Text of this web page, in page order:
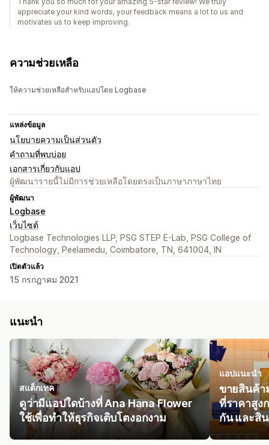
appreciate your kind words, your feedback means a lot to us and
motivates us to keep improving.
ความช่วยเหลือ
ให้ความช่วยเหลือสำหรับแอปโดย Logbase
แหล่งข้อมูล
นโยบายความเป็นส่วนตัว
คำถามที่พบบ่อย
เอกสารเกี่ยวกับแอป
ผู้พัฒนารายนี้ไม่มีการช่วยเหลือโดยตรงเป็นภาษาภาษาไทย
ผู้พัฒนา
Logbase
เว็บไซต์
Logbase Technologies LLP, PSG STEP E-Lab, PSG College of
Technology, Peelamedu, Coimbatore, TN, 641004, IN
เปิดตัวแล้ว
15 กรกฎาคม 2021
แนะนำ
สแต็กเทค
ดูว่ามีแอปใดบ้างที่ Ana Hana Flower
ใช้เพื่อทำให้ธุรกิจเติบโตงอกงาม
แอปแนะนำ
ขายสินค้า
ที่ราคาสูง
กัน และสิ